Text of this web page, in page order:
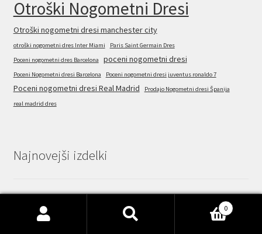
Otroški Nogometni Dresi
Otroški nogometni dresi manchester city
otroški nogometni dres Inter Miami
Paris Saint Germain Dres
Poceni nogometni dres Barcelona
poceni nogometni dresi
Poceni Nogometni dresi Barcelona Poceni nogometni dresi juventus ronaldo 7
Poceni nogometni dresi Real Madrid
Prodajo Nogometni dresi Španija
real madrid dres
Najnovejši izdelki
Moški Nogometna dresi poceni Slonokoščena obala
Gostujoči SP 2026 Kratek rokav
0